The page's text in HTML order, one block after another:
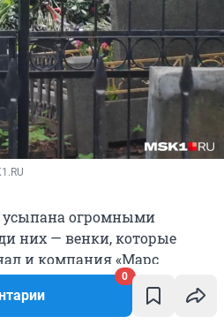
0
огромными
них — венки, которые
и компания «Марс
Вечная память…» —
последнего.